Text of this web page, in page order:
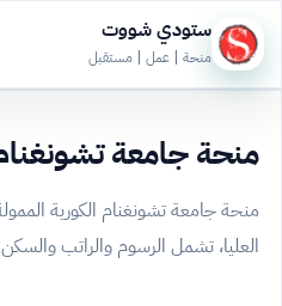
ستودي شووت
منحة | عمل | مستقبل
منحة جامعة
منحة جامعة تشونغنام الكورية
العليا، تشمل الرسوم والراتب